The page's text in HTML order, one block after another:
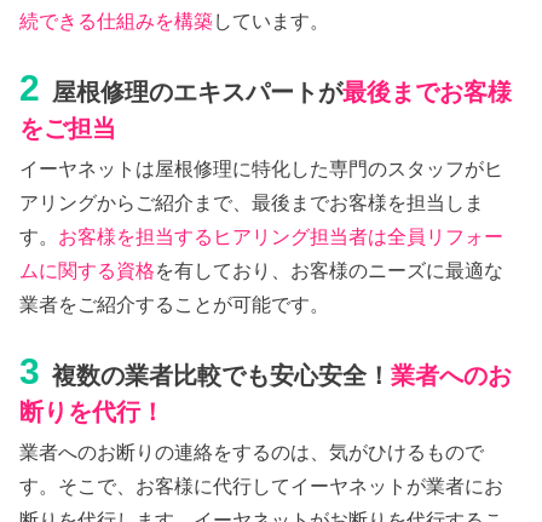
続できる仕組みを構築しています。
2 屋根修理のエキスパートが最後までお客様
をご担当
イーヤネットは屋根修理に特化した専門のスタッフがヒ
アリングからご紹介まで、最後までお客様を担当しま
す。 お客様を担当するヒアリング担当者は全員リフォー
ムに関する資格を有しており、お客様のニーズに最適な
業者をご紹介することが可能です。
3 複数の業者比較でも安心安全！業者へのお
断りを代行！
業者へのお断りの連絡をするのは、気がひけるもので
す。そこで、お客様に代行してイーヤネットが業者にお